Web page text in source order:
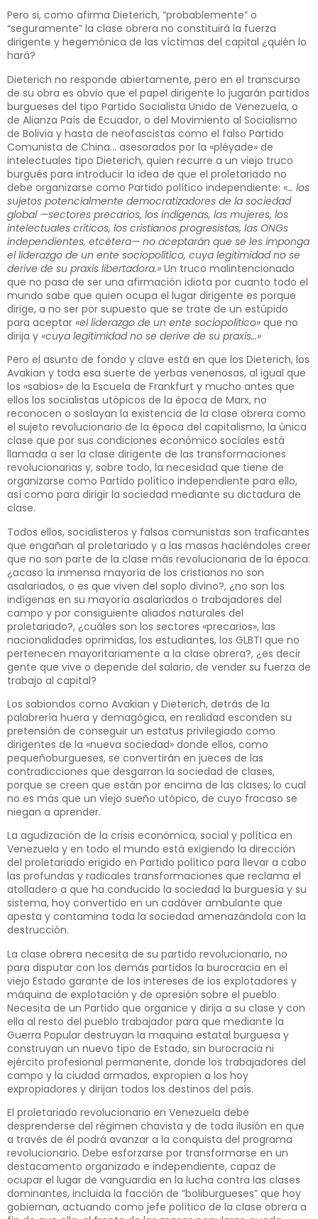
Pero si, como afirma Dieterich, “probablemente” o
“seguramente” la clase obrera no constituirá la fuerza
dirigente y hegemónica de las víctimas del capital ¿quién lo
hará?
Dieterich no responde abiertamente, pero en el transcurso
de su obra es obvio que el papel dirigente lo jugarán partidos
burgueses del tipo Partido Socialista Unido de Venezuela, o
de Alianza País de Ecuador, o del Movimiento al Socialismo
de Bolivia y hasta de neofascistas como el falso Partido
Comunista de China… asesorados por la «pléyade» de
intelectuales tipo Dieterich, quien recurre a un viejo truco
burgués para introducir la idea de que el proletariado no
debe organizarse como Partido político independiente: «… los
sujetos potencialmente democratizadores de la sociedad
global —sectores precarios, los indígenas, las mujeres, los
intelectuales críticos, los cristianos progresistas, las ONGs
independientes, etcétera— no aceptarán que se les imponga
el liderazgo de un ente sociopolítico, cuya legitimidad no se
derive de su praxis libertadora.» Un truco malintencionado
que no pasa de ser una afirmación idiota por cuanto todo el
mundo sabe que quien ocupa el lugar dirigente es porque
dirige, a no ser por supuesto que se trate de un estúpido
para aceptar «el liderazgo de un ente sociopolítico» que no
dirija y «cuya legitimidad no se derive de su praxis…»
Pero el asunto de fondo y clave está en que los Dieterich, los
Avakian y toda esa suerte de yerbas venenosas, al igual que
los «sabios» de la Escuela de Frankfurt y mucho antes que
ellos los socialistas utópicos de la época de Marx, no
reconocen o soslayan la existencia de la clase obrera como
el sujeto revolucionario de la época del capitalismo, la única
clase que por sus condiciones económico sociales está
llamada a ser la clase dirigente de las transformaciones
revolucionarias y, sobre todo, la necesidad que tiene de
organizarse como Partido político independiente para ello,
así como para dirigir la sociedad mediante su dictadura de
clase.
Todos ellos, socialisteros y falsos comunistas son traficantes
que engañan al proletariado y a las masas haciéndoles creer
que no son parte de la clase más revolucionaria de la época:
¿acaso la inmensa mayoría de los cristianos no son
asalariados, o es que viven del soplo divino?, ¿no son los
indígenas en su mayoría asalariados o trabajadores del
campo y por consiguiente aliados naturales del
proletariado?, ¿cuáles son los sectores «precarios», las
nacionalidades oprimidas, los estudiantes, los GLBTI que no
pertenecen mayoritariamente a la clase obrera?, ¿es decir
gente que vive o depende del salario, de vender su fuerza de
trabajo al capital?
Los sabiondos como Avakian y Dieterich, detrás de la
palabrería huera y demagógica, en realidad esconden su
pretensión de conseguir un estatus privilegiado como
dirigentes de la «nueva sociedad» donde ellos, como
pequeñoburgueses, se convertirán en jueces de las
contradicciones que desgarran la sociedad de clases,
porque se creen que están por encima de las clases; lo cual
no es más que un viejo sueño utópico, de cuyo fracaso se
niegan a aprender.
La agudización de la crisis económica, social y política en
Venezuela y en todo el mundo está exigiendo la dirección
del proletariado erigido en Partido político para llevar a cabo
las profundas y radicales transformaciones que reclama el
atolladero a que ha conducido la sociedad la burguesía y su
sistema, hoy convertido en un cadáver ambulante que
apesta y contamina toda la sociedad amenazándola con la
destrucción.
La clase obrera necesita de su partido revolucionario, no
para disputar con los demás partidos la burocracia en el
viejo Estado garante de los intereses de los explotadores y
máquina de explotación y de opresión sobre el pueblo.
Necesita de un Partido que organice y dirija a su clase y con
ella al resto del pueblo trabajador para que mediante la
Guerra Popular destruyan la maquina estatal burguesa y
construyan un nuevo tipo de Estado, sin burocracia ni
ejército profesional permanente, donde los trabajadores del
campo y la ciudad armados, expropien a los hoy
expropiadores y dirijan todos los destinos del país.
El proletariado revolucionario en Venezuela debe
desprenderse del régimen chavista y de toda ilusión en que
a través de él podrá avanzar a la conquista del programa
revolucionario. Debe esforzarse por transformarse en un
destacamento organizado e independiente, capaz de
ocupar el lugar de vanguardia en la lucha contra las clases
dominantes, incluida la facción de “boliburgueses” que hoy
gobiernan, actuando como jefe político de la clase obrera a